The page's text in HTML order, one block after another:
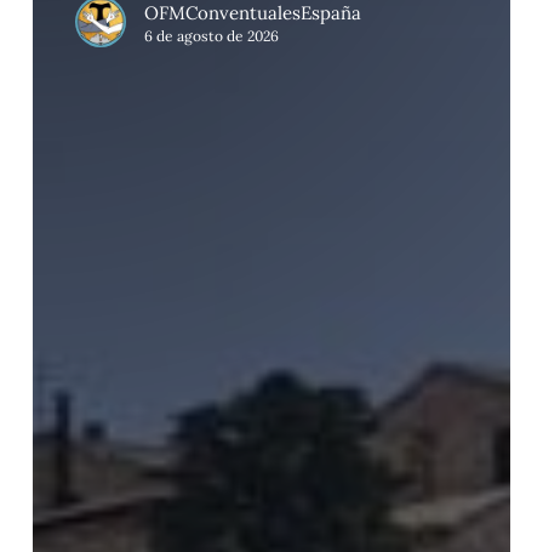
OFMConventualesEspaña
6 de agosto de 2026